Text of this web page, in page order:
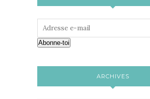
Abonne-toi
ARCHIVES